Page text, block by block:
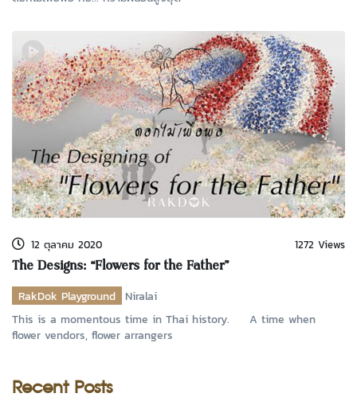
12 ตุลาคม 2020 1272 Views
The Designs: “Flowers for the Father”
RakDok Playground
Niralai
This is a momentous time in Thai history. A time when
flower vendors, flower arrangers
Recent Posts